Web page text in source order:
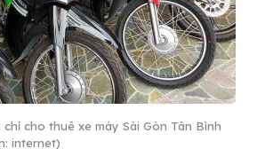
cho thuê xe máy Sài Gòn Tân Bình
internet)